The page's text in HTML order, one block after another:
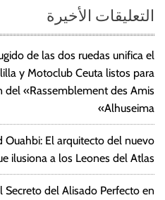
التعليقات الأخيرة
de las dos ruedas unifica el
y Motoclub Ceuta listos para
del «Rassemblement des Amis
Alhuseima»
Ouahbi: El arquitecto del nuevo
ilusiona a los Leones del Atlas
Secreto del Alisado Perfecto en